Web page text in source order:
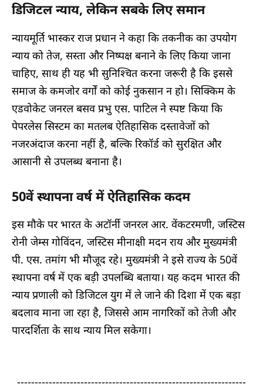
डिजिटल न्याय, लेकिन सबके लिए समान
न्यायमूर्ति भास्कर राज प्रधान ने कहा कि तकनीक का उपयोग
न्याय को तेज, सस्ता और निष्पक्ष बनाने के लिए किया जाना
चाहिए, साथ ही यह भी सुनिश्चित करना जरूरी है कि इससे
समाज के कमजोर वर्गों को कोई नुकसान न हो। सिक्किम के
एडवोकेट जनरल बसव प्रभु एस. पाटिल ने स्पष्ट किया कि
पेपरलेस सिस्टम का मतलब ऐतिहासिक दस्तावेजों को
नजरअंदाज करना नहीं है, बल्कि रिकॉर्ड को सुरक्षित और
आसानी से उपलब्ध बनाना है।
50वें स्थापना वर्ष में ऐतिहासिक कदम
इस मौके पर भारत के अटॉर्नी जनरल आर. वेंकटरमणी, जस्टिस
रोनी जेम्स गोविंदन, जस्टिस मीनाक्षी मदन राय और मुख्यमंत्री
पी. एस. तमांग भी मौजूद रहे। मुख्यमंत्री ने इसे राज्य के 50वें
स्थापना वर्ष में एक बड़ी उपलब्धि बताया। यह कदम भारत की
न्याय प्रणाली को डिजिटल युग में ले जाने की दिशा में एक बड़ा
बदलाव माना जा रहा है, जिससे आम नागरिकों को तेजी और
पारदर्शिता के साथ न्याय मिल सकेगा।
-----------------------------------------------------------------